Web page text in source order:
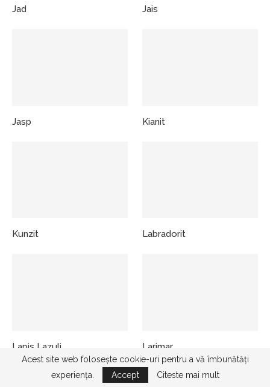
Jad Jais
Jasp Kianit
Kunzit Labradorit
Lapis Lazuli Larimar
Acest site web folosește cookie-uri pentru a vă îmbunătăți
experiența.
Accept Citeste mai mult